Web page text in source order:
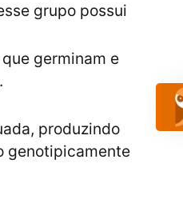
grupo possui
germinam e
produzindo
genotipicamente